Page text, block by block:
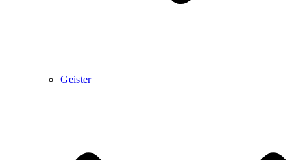
Geister